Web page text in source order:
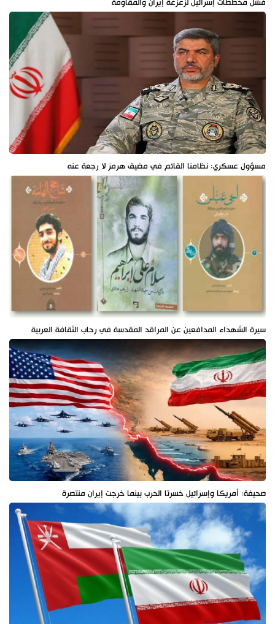
فشل مخططات إسرائيل لزعزعة إيران والمقاومة
مسؤول عسكري: نظامنا القائم في مضيق هرمز لا رجعة عنه
سيرة الشهداء المدافعين عن المراقد المقدسة في رحاب الثقافة العربية
صحيفة: أمريكا وإسرائيل خسرتا الحرب بينما خرجت إيران منتصرة